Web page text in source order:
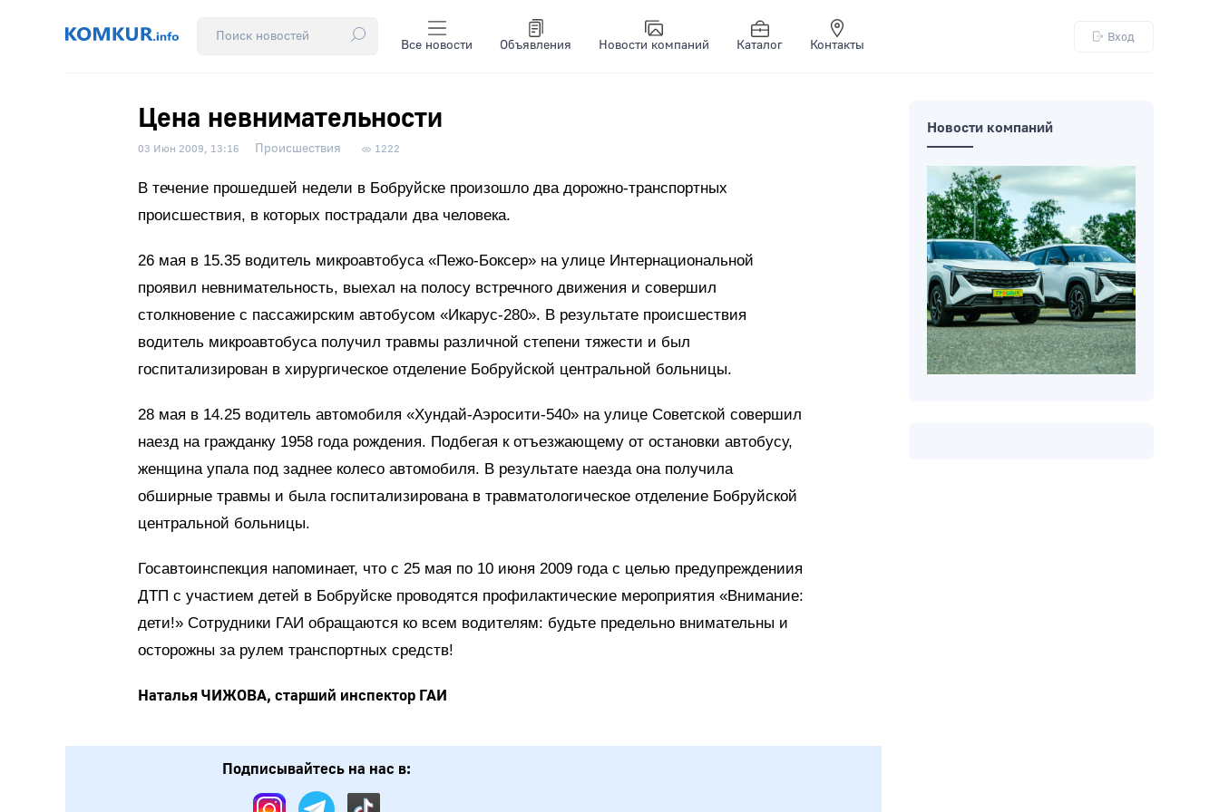
Все новости Объявления Новости компаний Каталог Контакты
Вход
Цена невнимательности
03 Июн 2009, 13:16 Происшествия 1222
В течение прошедшей недели в Бобруйске произошло два дорожно-транспортных
происшествия, в которых пострадали два человека.
26 мая в 15.35 водитель микроавтобуса «Пежо-Боксер» на улице Интернациональной
проявил невнимательность, выехал на полосу встречного движения и совершил
столкновение с пассажирским автобусом «Икарус-280». В результате происшествия
водитель микроавтобуса получил травмы различной степени тяжести и был
госпитализирован в хирургическое отделение Бобруйской центральной больницы.
28 мая в 14.25 водитель автомобиля «Хундай-Аэросити-540» на улице Советской совершил
наезд на гражданку 1958 года рождения. Подбегая к отъезжающему от остановки автобусу,
женщина упала под заднее колесо автомобиля. В результате наезда она получила
обширные травмы и была госпитализирована в травматологическое отделение Бобруйской
центральной больницы.
Госавтоинспекция напоминает, что с 25 мая по 10 июня 2009 года с целью предупреждениия
ДТП с участием детей в Бобруйске проводятся профилактические мероприятия «Внимание:
дети!» Сотрудники ГАИ обращаются ко всем водителям: будьте предельно внимательны и
осторожны за рулем транспортных средств!
Наталья ЧИЖОВА, старший инспектор ГАИ
Подписывайтесь на нас в:
Новости компаний